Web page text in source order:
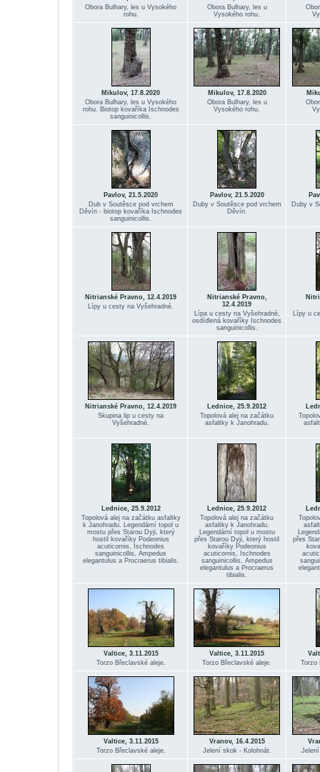
Obora Bulhary, les u Vysokého
rohu.
Obora Bulhary, les u
Vysokého rohu.
Mikulov, 17.8.2020
Obora Bulhary, les u Vysokého
rohu. Biotop kovaříka Ischnodes
sanguinicollis.
Mikulov, 17.8.2020
Obora Bulhary, les u
Vysokého rohu.
Pavlov, 21.5.2020
Dub v Soutěsce pod vrchem
Děvín - biotop kovaříka Ischnodes
sanguinicollis.
Pavlov, 21.5.2020
Duby v Soutěsce pod vrchem
Děvín.
Duby v
Nitrianské Pravno, 12.4.2019
Lípy u cesty na Vyšehradné.
Nitrianské Pravno,
12.4.2019
Lípa u cesty na Vyšehradné,
osdídlená kovaříky Ischnodes
sanguinicollis.
Lípy u
Nitrianské Pravno, 12.4.2019
Skupina lip u cesty na
Vyšehradné.
Lednice, 25.9.2012
Topolová alej na začátku
asfaltky k Janohradu.
Lednice, 25.9.2012
Topolová alej na začátku asfaltky
k Janohradu. Legendární topol u
mostu přes Starou Dyji, který
hostil kovaříky Podeonius
acuticornis, Ischnodes
sanguinicollis, Ampedus
elegantulus a Procraerus tibialis.
Lednice, 25.9.2012
Topolová alej na začátku
asfaltky k Janohradu.
Legendární topol u mostu
přes Starou Dyji, který hostil
kovaříky Podeonius
acuticornis, Ischnodes
sanguinicollis, Ampedus
elegantulus a Procraerus
tibialis.
přes
Valtice, 3.11.2015
Torzo Břeclavské aleje.
Valtice, 3.11.2015
Torzo Břeclavské aleje.
Torzo
Valtice, 3.11.2015
Torzo Břeclavské aleje.
Vranov, 16.4.2015
Jelení skok - Kolohnát.